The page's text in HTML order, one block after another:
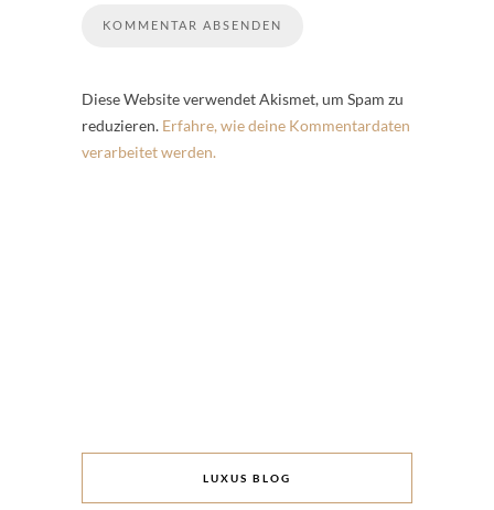
Diese Website verwendet Akismet, um Spam zu
reduzieren. Erfahre, wie deine Kommentardaten
verarbeitet werden.
LUXUS BLOG